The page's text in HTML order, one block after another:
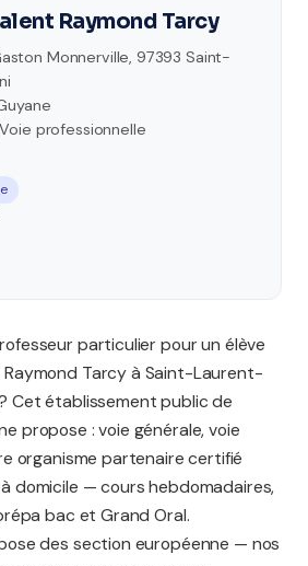
Raymond Tarcy
Monnerville, 97393 Saint-
professionnelle
particulier pour un élève
Tarcy à Saint-Laurent-
Cet établissement public de
propose : voie générale, voie
organisme partenaire certifié
domicile — cours hebdomadaires,
bac et Grand Oral.
des section européenne — nos